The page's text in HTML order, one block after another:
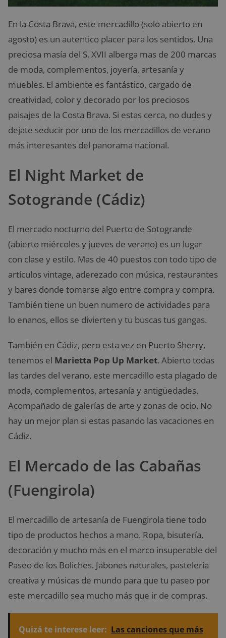
En la Costa Brava, este mercadillo (solo abierto en
agosto) es un autentico placer para los sentidos. Una
preciosa masía del S. XVII alberga mas de 200 marcas
de moda, complementos, joyería, artesanía y
muebles. El ambiente es fantástico, cargado de
creatividad, color y decorado por los preciosos
paisajes de la Costa Brava. Si estas cerca, no dudes y
dejate seducir por uno de los mercadillos de verano
más interesantes del panorama nacional.
El Night Market de
Sotogrande (Cádiz)
El mercado nocturno del Puerto de Sotogrande
(abierto miércoles y jueves de verano) es un lugar
con clase y estilo. Mas de 40 puestos con todo tipo de
artículos vintage, aderezado con música, restaurantes
y bares donde tomarse algo entre compra y compra.
También tiene un buen numero de actividades para
lo enanos, ellos se divierten y tu buscas tus gangas.
También en Cádiz, pero esta vez en Puerto Sherry,
tenemos el Marietta Pop Up Market. Abierto todas
las tardes del verano, este mercadillo esta plagado de
moda, complementos, artesanía y antigüedades.
Acompañado de galerías de arte y zonas de ocio. No
hay un mejor plan si estas pasando las vacaciones en
Cádiz.
El Mercado de las Cabañas
(Fuengirola)
El mercadillo de artesanía de Fuengirola tiene todo
tipo de productos hechos a mano. Ropa, bisutería,
decoración y mucho más en el marco insuperable del
Paseo de los Boliches. Jabones naturales, pastelería
creativa y músicas de mundo para que tu paseo por
este mercadillo sea mucho más que ir de compras.
Quizá te interese leer: Las canciones que más